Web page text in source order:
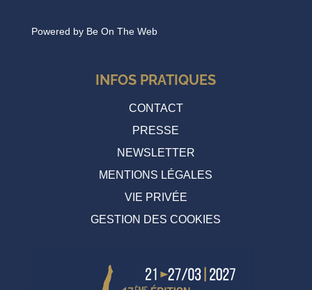
dimanche 23 mars 2025 19:30
Powered by Be On The Web
INFOS PRATIQUES
CONTACT
PRESSE
NEWSLETTER
MENTIONS LÉGALES
VIE PRIVÉE
GESTION DES COOKIES